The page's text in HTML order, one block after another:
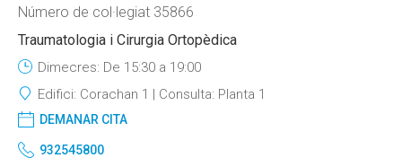
Número de col·legiat 35866
Traumatologia i Cirurgia Ortopèdica
Dimecres: De 15:30 a 19:00
Edifici: Corachan 1 Consulta: Planta 1
DEMANAR CITA
932545800